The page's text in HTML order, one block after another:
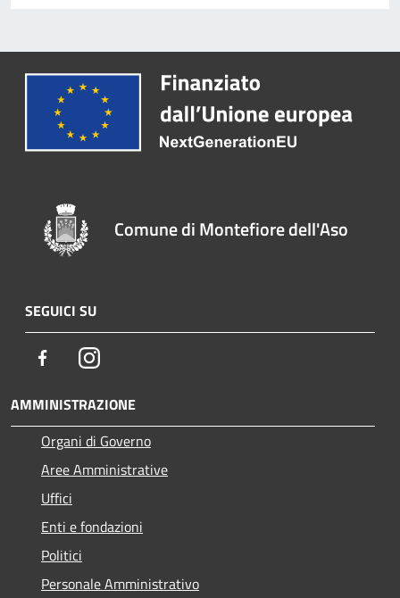
Comune di Montefiore dell'Aso
SEGUICI SU
FacebookInstagram
AMMINISTRAZIONE
Organi di Governo
Aree Amministrative
Uffici
Enti e fondazioni
Politici
Personale Amministrativo